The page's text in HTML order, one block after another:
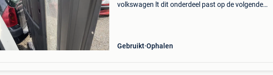
volkswagen lt dit onderdeel past op de volgende
Gebruikt Ophalen